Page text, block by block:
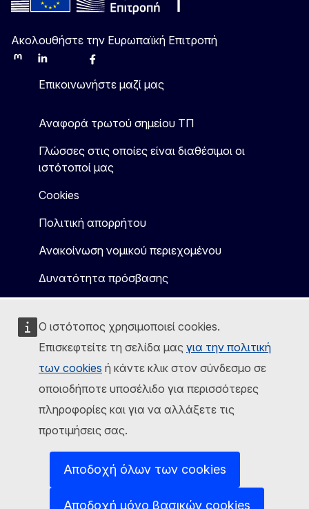
Ο ιστότοπος χρησιμοποιεί cookies.
Επισκεφτείτε τη σελίδα μας για την πολιτική
των cookies ή κάντε κλικ στον σύνδεσμο σε
οποιοδήποτε υποσέλιδο για περισσότερες
πληροφορίες και για να αλλάξετε τις
προτιμήσεις σας.
Αποδοχή όλων των cookies
Αποδοχή μόνο βασικών cookies
Ακολουθήστε την Ευρωπαϊκή Επιτροπή
MastodonLinkedInBlueskyFacebook
Επικοινωνήστε μαζί μας
Αναφορά τρωτού σημείου ΤΠ
Γλώσσες στις οποίες είναι διαθέσιμοι οι
ιστότοποί μας
Cookies
Πολιτική απορρήτου
Ανακοίνωση νομικού περιεχομένου
Δυνατότητα πρόσβασης